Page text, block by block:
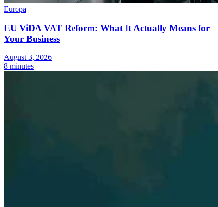
Europa
EU ViDA VAT Reform: What It Actually Means for
Your Business
August 3, 2026
8 minutes